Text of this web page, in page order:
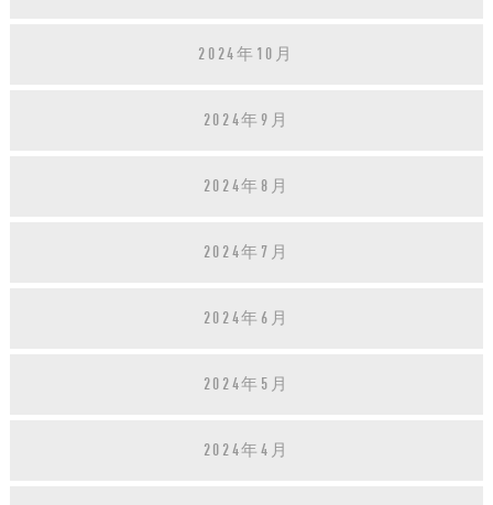
2024年10月
2024年9月
2024年8月
2024年7月
2024年6月
2024年5月
2024年4月